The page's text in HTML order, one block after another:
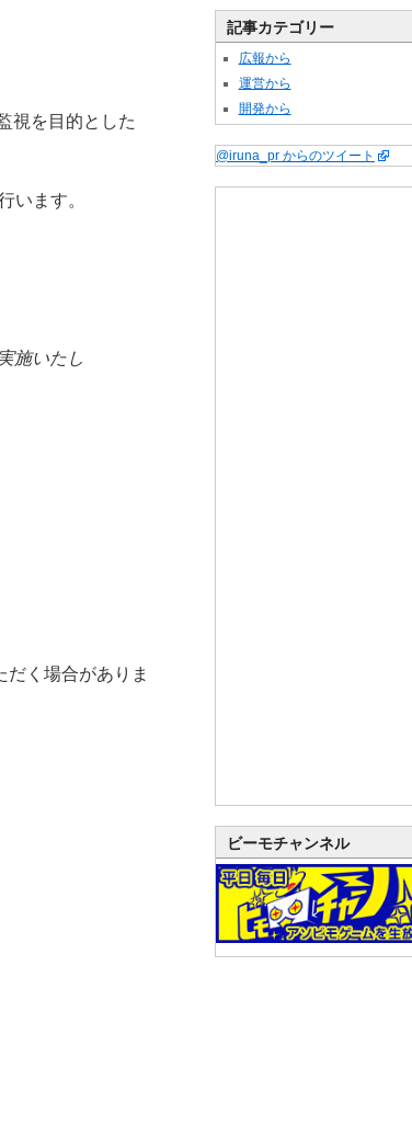
視を目的とした
います。
施いたし
く場合がありま
記事カテゴリー
広報から
運営から
開発から
@iruna_pr からのツイート
ビーモチャンネル